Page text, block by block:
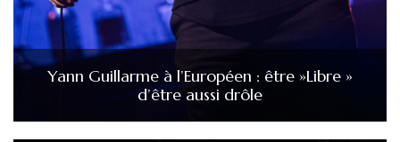
Yann Guillarme à l’Européen : être »Libre »
d’être aussi drôle